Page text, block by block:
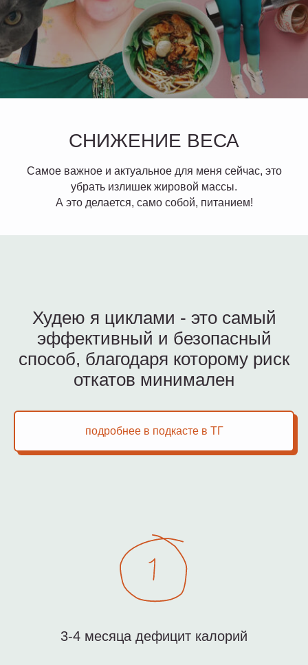
СНИЖЕНИЕ ВЕСА
Самое важное и актуальное для меня сейчас, это
убрать излишек жировой массы.
А это делается, само собой, питанием!
Худею я циклами - это самый
эффективный и безопасный
способ, благодаря которому риск
откатов минимален
подробнее в подкасте в ТГ
3-4 месяца дефицит калорий